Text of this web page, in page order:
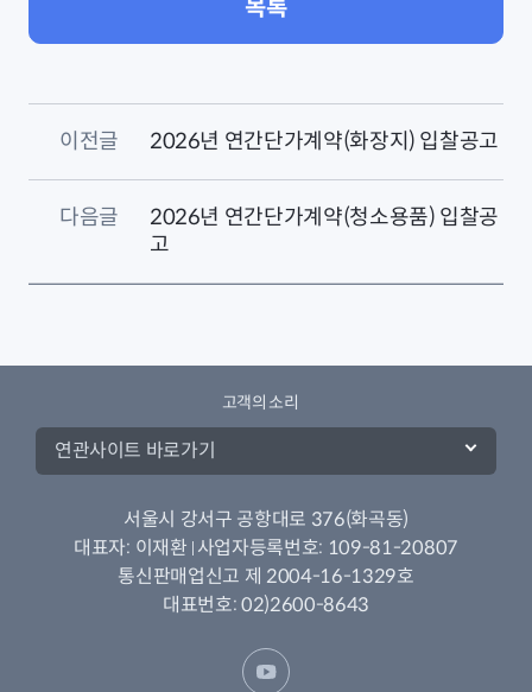
목록
이전글 2026년 연간단가계약(화장지) 입찰공고
다음글
2026년 연간단가계약(청소용품) 입찰공
고
고객의 소리
연관사이트 바로가기
서울시 강서구 공항대로 376(화곡동)
대표자: 이재환 사업자등록번호: 109-81-20807
통신판매업신고 제 2004-16-1329호
대표번호:02)2600-8643